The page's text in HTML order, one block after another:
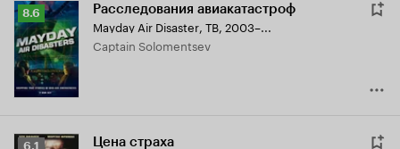
Рейтинг
Кинопоиска
8.6
8.6 Расследования авиакатастроф
Mayday Air Disaster, ТВ, 2003–...
Captain Solomentsev
Рейтинг
6.1 Цена страха